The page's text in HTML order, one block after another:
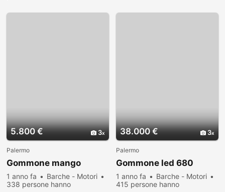
5.800 € 3
Palermo
Gommone mango
1 anno fa
Barche - Motori
338 persone hanno
38.000 € 3
Palermo
Gommone led 680
1 anno fa
Barche - Motori
415 persone hanno